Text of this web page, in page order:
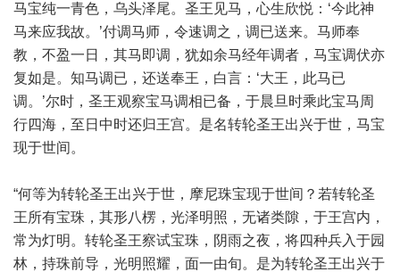
马宝纯一青色，乌头泽尾。圣王见马，心生欣悦：‘今此神
马来应我故。’付调马师，令速调之，调已送来。马师奉
教，不盈一日，其马即调，犹如余马经年调者，马宝调伏亦
复如是。知马调已，还送奉王，白言：‘大王，此马已
调。’尔时，圣王观察宝马调相已备，于晨旦时乘此宝马周
行四海，至日中时还归王宫。是名转轮圣王出兴于世，马宝
现于世间。
“何等为转轮圣王出兴于世，摩尼珠宝现于世间？若转轮圣
王所有宝珠，其形八楞，光泽明照，无诸类隙，于王宫内，
常为灯明。转轮圣王察试宝珠，阴雨之夜，将四种兵入于园
林，持珠前导，光明照耀，面一由旬。是为转轮圣王出兴于